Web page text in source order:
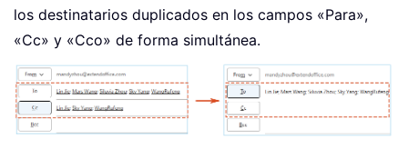
los destinatarios duplicados en los campos «Para»,
«Cc» y «Cco» de forma simultánea.